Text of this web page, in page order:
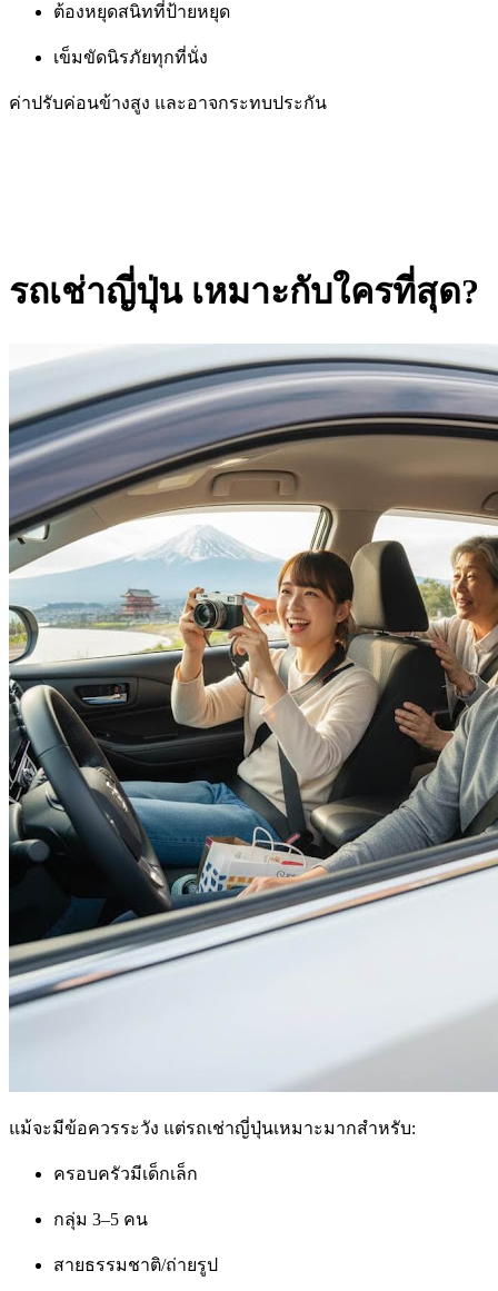
ต้องหยุดสนิทที่ป้ายหยุด
เข็มขัดนิรภัยทุกที่นั่ง
ค่าปรับค่อนข้างสูง และอาจกระทบประกัน
รถเช่าญี่ปุ่น เหมาะกับใครที่สุด?
แม้จะมีข้อควรระวัง แต่รถเช่าญี่ปุ่นเหมาะมากสำหรับ:
ครอบครัวมีเด็กเล็ก
กลุ่ม 3–5 คน
สายธรรมชาติ/ถ่ายรูป